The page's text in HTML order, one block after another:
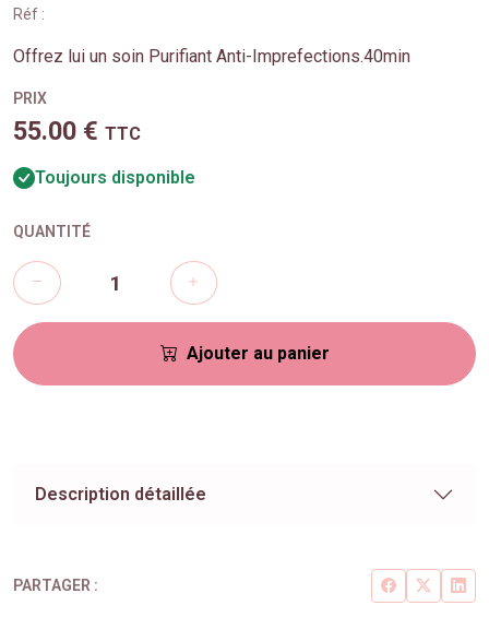
Réf :
Offrez lui un soin Purifiant Anti-Imprefections.40min
PRIX
55.00 € TTC
Toujours disponible
QUANTITÉ
Ajouter au panier
Description détaillée
PARTAGER :